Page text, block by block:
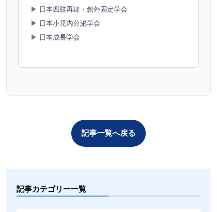
▶ 日本四肢再建・創外固定学会
▶ 日本小児内分泌学会
▶ 日本成長学会
記事一覧へ戻る
記事カテゴリー一覧